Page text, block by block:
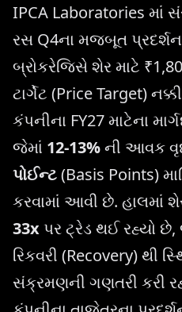
IPCA Laboratories માં
રસ Q4ના મજબૂત પ્રદર્શન
બ્રોકરેજિસે શેર માટે
ટાર્ગેટ (Price Target)
કંપનીના FY27 માટેના
જેમાં 12-13%ની આવક
પોઈન્ટ(Basis Points)
કરવામાં આવી છે. હાલમાં
33xપર ટ્રેડ થઈ રહ્યો
રિકવરી (Recovery) થી
સંક્રમણની ગણતરી કરી